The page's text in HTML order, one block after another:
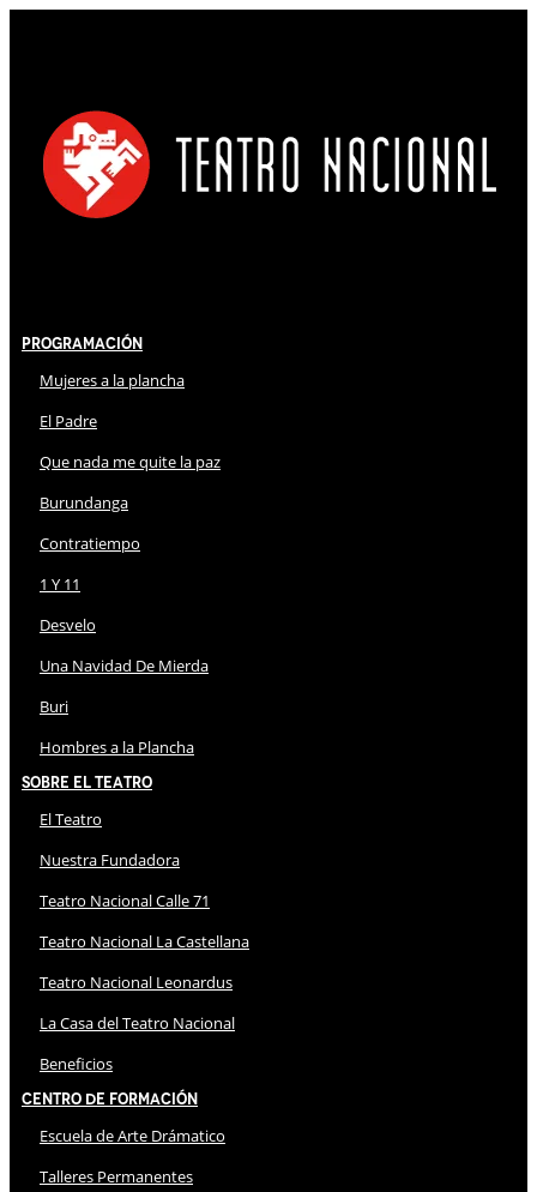
Programación
Mujeres a la plancha
El Padre
Que nada me quite la paz
Burundanga
Contratiempo
1 Y 11
Desvelo
Una Navidad De Mierda
Buri
Hombres a la Plancha
Sobre El Teatro
El Teatro
Nuestra Fundadora
Teatro Nacional Calle 71
Teatro Nacional La Castellana
Teatro Nacional Leonardus
La Casa del Teatro Nacional
Beneficios
Centro de Formación
Escuela de Arte Drámatico
Talleres Permanentes